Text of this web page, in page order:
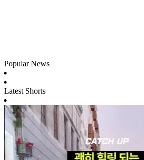
Popular News
Latest Shorts